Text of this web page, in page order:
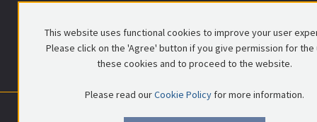
info@fegra.be
This website uses functional cookies to improve your user
Please click on the 'Agree' button if you give permission for the
these cookies and to proceed to the website.
Please read ourCookie Policy for more information.